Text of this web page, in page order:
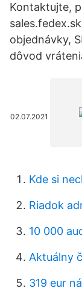
Kontaktujte,
objednávky,
dôvod
02.07.2021
Kde si
Riadok
10 000
Aktuálny
319 eur